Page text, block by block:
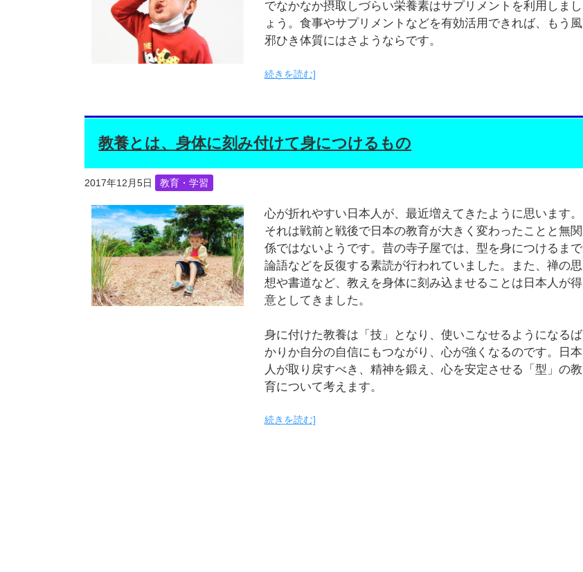
でなかなか摂取しづらい栄養素はサプリメントを利用しまし
ょう。食事やサプリメントなどを有効活用できれば、もう風
邪ひき体質にはさようならです。
続きを読む]
教養とは、身体に刻み付けて身につけるもの
2017年12月5日 教育・学習
心が折れやすい日本人が、最近増えてきたように思います。
それは戦前と戦後で日本の教育が大きく変わったことと無関
係ではないようです。昔の寺子屋では、型を身につけるまで
論語などを反復する素読が行われていました。また、禅の思
想や書道など、教えを身体に刻み込ませることは日本人が得
意としてきました。
身に付けた教養は「技」となり、使いこなせるようになるば
かりか自分の自信にもつながり、心が強くなるのです。日本
人が取り戻すべき、精神を鍛え、心を安定させる「型」の教
育について考えます。
続きを読む]